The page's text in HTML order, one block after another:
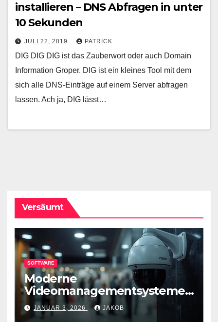
installieren – DNS Abfragen in unter
10 Sekunden
JULI 22, 2019 PATRICK
DIG DIG DIG ist das Zauberwort oder auch Domain
Information Groper. DIG ist ein kleines Tool mit dem
sich alle DNS-Einträge auf einem Server abfragen
lassen. Ach ja, DIG lässt…
Versäumt
SOFTWARE
Moderne
Videomanagementsysteme
(VMS) – mehr als nur
Überwachungswerkzeuge
JANUAR 3, 2026 JAKOB